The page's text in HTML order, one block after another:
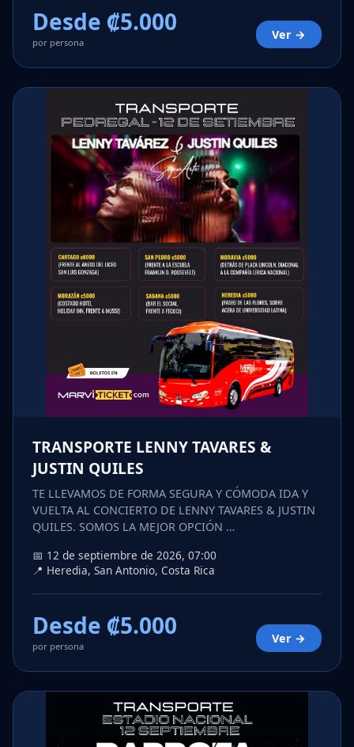
Desde ₡5.000
por persona
Ver →
TRANSPORTE LENNY TAVARES &
JUSTIN QUILES
TE LLEVAMOS DE FORMA SEGURA Y CÓMODA IDA Y
VUELTA AL CONCIERTO DE LENNY TAVARES & JUSTIN
QUILES. SOMOS LA MEJOR OPCIÓN …
📅 12 de septiembre de 2026, 07:00
📍 Heredia, San Antonio, Costa Rica
Desde ₡5.000
por persona
Ver →